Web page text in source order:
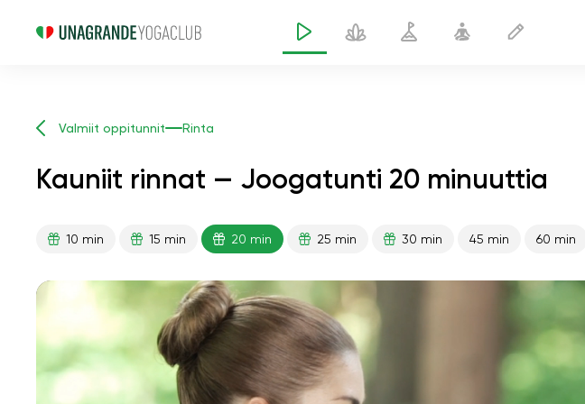
Valmiit oppitunnit Rinta
Kauniit rinnat — Joogatunti 20 minuuttia
10 min 15 min 20 min 25 min 30 min 45 min 60 min
sielun lento